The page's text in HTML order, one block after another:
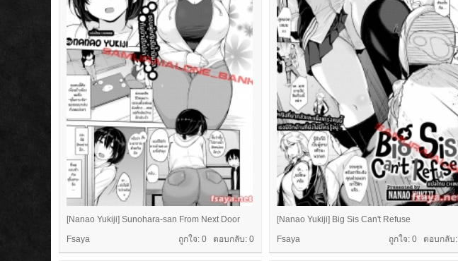
[Nanao Yukiji] Sunohara-san From Next Door
ถูกใจ: 0 ตอบกลับ: 0
Fsaya
[Nanao Yukiji] Big Sis Can't Refuse
ถูกใจ: 0 ตอบกลับ:
Fsaya